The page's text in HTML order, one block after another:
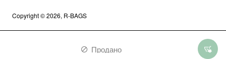
Продано
Copyright © 2026, R-BAGS